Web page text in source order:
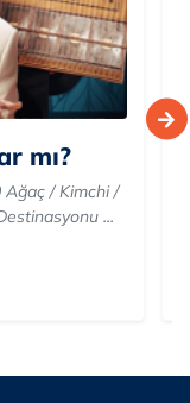
Muhafızlar
/ Günün ...